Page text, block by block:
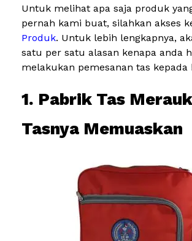
Untuk melihat apa saja produk
pernah kami buat, silahkan akses
Produk. Untuk lebih lengkapnya,
satu per satu alasan kenapa anda
melakukan pemesanan tas kepada
1. Pabrik Tas
Tasnya Memuaskan